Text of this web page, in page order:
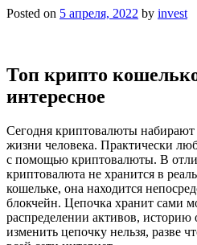
Posted on 5 апреля, 2022 by invest
Топ крипто
интересное
Сегодня криптовалюты
жизни человека. Практически
с помощью криптовалюты. В
криптовалюта не хранится в
кошельке, она находится
блокчейн. Цепочка хранит сами
распределении активов, историю
изменить цепочку нельзя, разве